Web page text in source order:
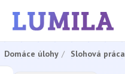
Domáce úlohy Slohová práca